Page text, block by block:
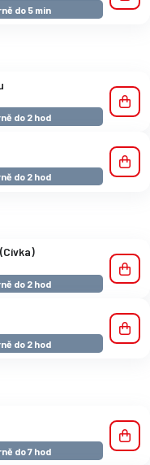
do 5 min
do 2 hod
do 2 hod
do 2 hod
do 2 hod
do 7 hod